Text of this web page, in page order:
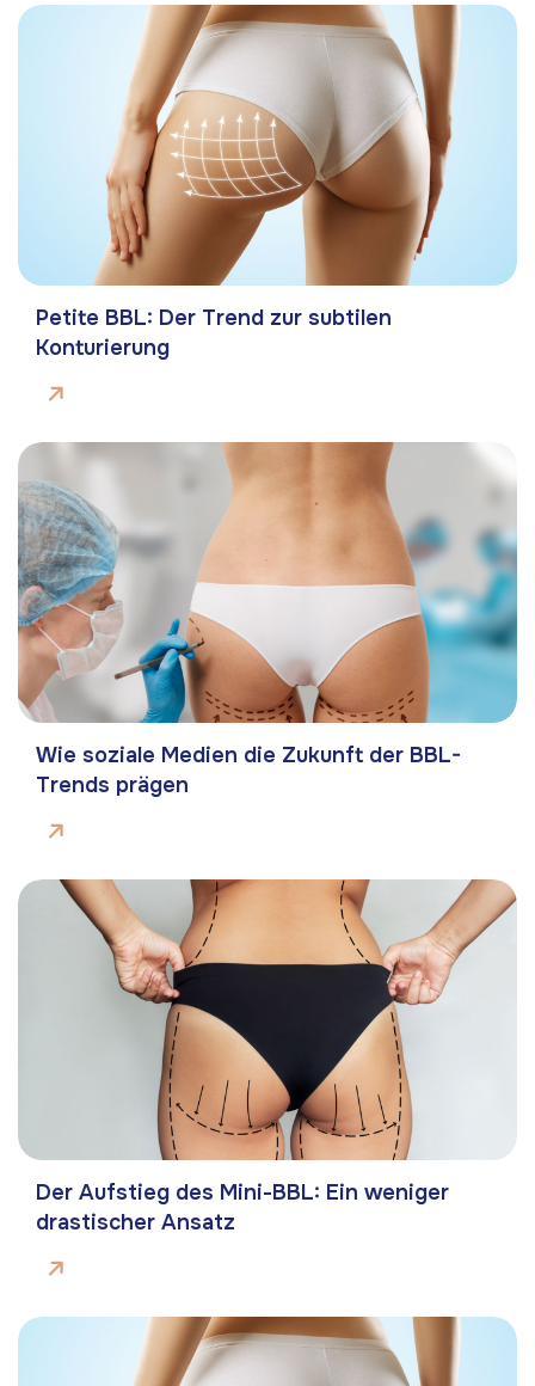
Petite BBL: Der Trend zur subtilen
Konturierung
Wie soziale Medien die Zukunft der BBL-
Trends prägen
Der Aufstieg des Mini-BBL: Ein weniger
drastischer Ansatz